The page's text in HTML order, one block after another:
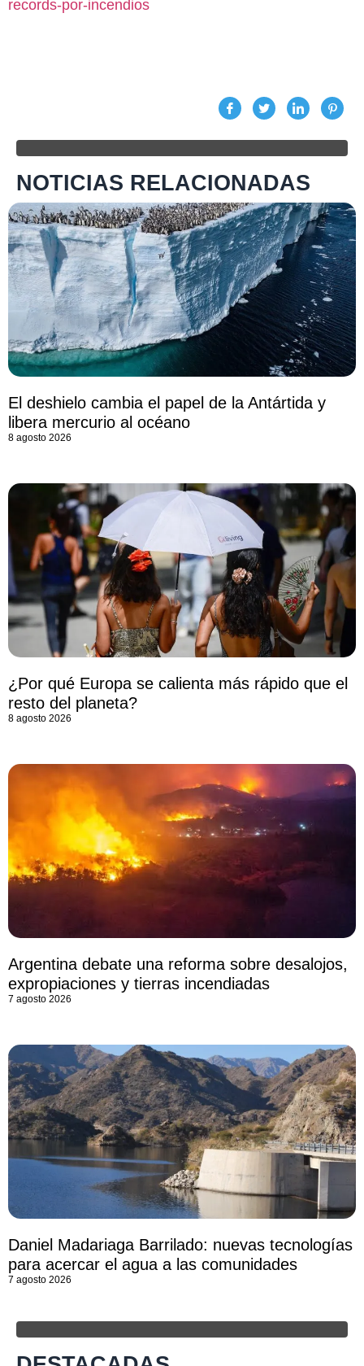
records-por-incendios
NOTICIAS RELACIONADAS
El deshielo cambia el papel de la Antártida y
libera mercurio al océano
8 agosto 2026
¿Por qué Europa se calienta más rápido que el
resto del planeta?
8 agosto 2026
Argentina debate una reforma sobre desalojos,
expropiaciones y tierras incendiadas
7 agosto 2026
Daniel Madariaga Barrilado: nuevas tecnologías
para acercar el agua a las comunidades
7 agosto 2026